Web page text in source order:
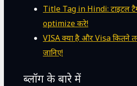
Title Tag in Hindi: टाइटल
optimize करे!
VISA क्या है और Visa कितने
जानिए!
ब्लॉग के बारे में